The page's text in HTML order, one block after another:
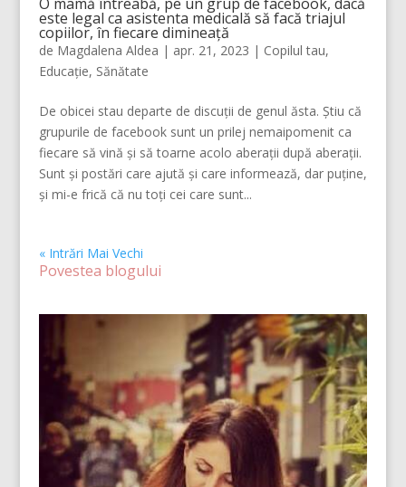
este legal ca asistenta medicală să facă triajul
copiilor, în fiecare dimineață
de Magdalena Aldea | apr. 21, 2023 | Copilul tau,
Educație, Sănătate
De obicei stau departe de discuții de genul ăsta. Știu că
grupurile de facebook sunt un prilej nemaipomenit ca
fiecare să vină și să toarne acolo aberații după aberații.
Sunt și postări care ajută și care informează, dar puține,
și mi-e frică că nu toți cei care sunt...
« Intrări Mai Vechi
Povestea blogului